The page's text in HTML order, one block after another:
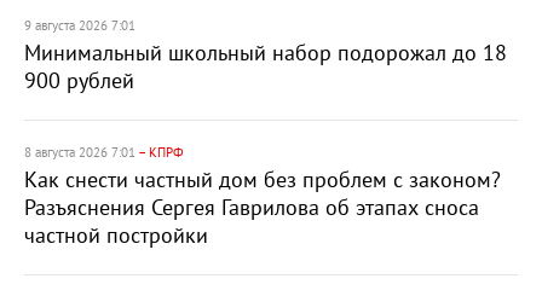
9 августа 2026 7:01
Минимальный школьный набор подорожал до 18
900 рублей
8 августа 2026 7:01 – КПРФ
Как снести частный дом без проблем с законом?
Разъяснения Сергея Гаврилова об этапах сноса
частной постройки